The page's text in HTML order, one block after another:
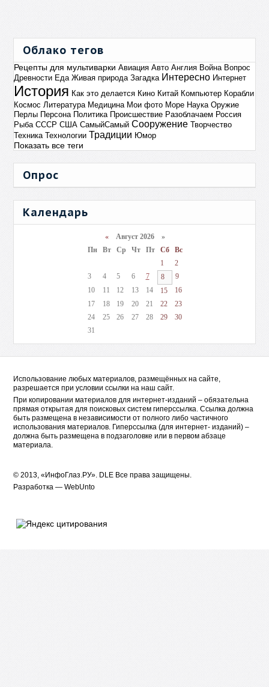
Облако тегов
Рецепты для мультиварки Авиация Авто Англия Война Вопрос
Древности Еда Живая природа Загадка Интересно Интернет
История Как это делается Кино Китай Компьютер Корабли
Космос Литература Медицина Мои фото Море Наука Оружие
Перлы Персона Политика Происшествие Разоблачаем Россия
Рыба СССР США СамыйСамый Сооружение Творчество
Техника Технологии Традиции Юмор
Показать все теги
Опрос
Календарь
«Август 2026 »
Пн
Вт Ср Чт Пт Сб
Вс
1
2
3
4 5 6 7 8
9
10
11 12 13 14 15
16
17
18 19 20 21 22
23
24
25 26 27 28 29
30
31
Использование любых материалов, размещённых на сайте,
разрешается при условии ссылки на наш сайт.
При копировании материалов для интернет-изданий – обязательна
прямая открытая для поисковых систем гиперссылка. Ссылка должна
быть размещена в независимости от полного либо частичного
использования материалов. Гиперссылка (для интернет- изданий) –
должна быть размещена в подзаголовке или в первом абзаце
материала.
© 2013, «ИнфоГлаз.РУ». DLE Все права защищены.
Разработка —WebUnto